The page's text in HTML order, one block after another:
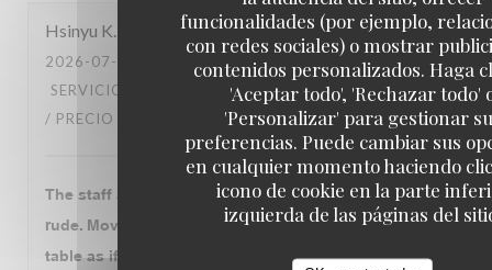
funcionalidades (por ejemplo,
con redes sociales) o mostrar
contenidos personalizados. Haga
'Aceptar todo', 'Rechazar todo'
'Personalizar' para gestionar
preferencias. Puede cambiar sus
en cualquier momento haciendo
icono de cookie en la parte
izquierda de las páginas del
Hsinyu K
2026-07-27
- 20:00 - INVITADOS 2
SERVICIO
AMBIENTE: 2/5 MENÚ: 3/5 CALIDAD
/ PRECIO
The staff attended to us was unprofessional and
rude. Moving around the cutlery several times on my
table as if we didn’t exist, and when my friend asked